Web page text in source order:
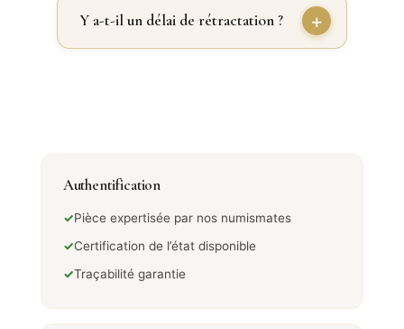
Y a-t-il un délai de rétractation ?
Authentification
✓Pièce expertisée par nos numismates
✓Certification de l’état disponible
✓Traçabilité garantie